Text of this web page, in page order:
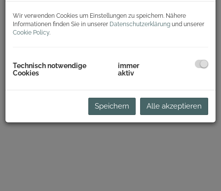
Wir verwenden Cookies um Einstellungen zu speichern. Nähere
Informationen finden Sie in unserer Datenschutzerklärung und unserer
Cookie Policy
Technisch notwendige
Cookies
immer
aktiv
Speichern Alle akzeptieren